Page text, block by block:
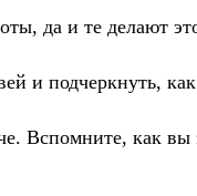
да и те делают
и подчеркнуть,
Вспомните, как вы